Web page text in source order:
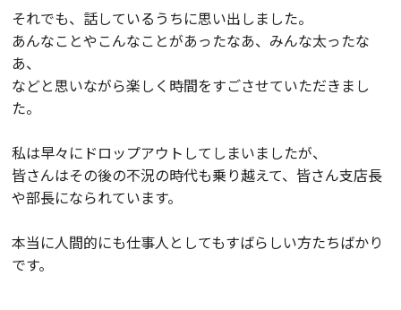
それでも、話しているうちに思い出しました。
あんなことやこんなことがあったなあ、みんな太ったな
あ、
などと思いながら楽しく時間をすごさせていただきまし
た。
私は早々にドロップアウトしてしまいましたが、
皆さんはその後の不況の時代も乗り越えて、皆さん支店長
や部長になられています。
本当に人間的にも仕事人としてもすばらしい方たちばかり
です。